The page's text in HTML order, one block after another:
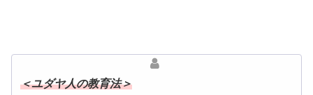
＜ユダヤ人の教育法＞